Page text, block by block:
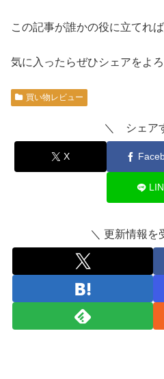
この記事が誰かの役に立てれば
気に入ったらぜひシェアをよ
買い物レビュー
＼ シェア
X
＼ 更新情報を